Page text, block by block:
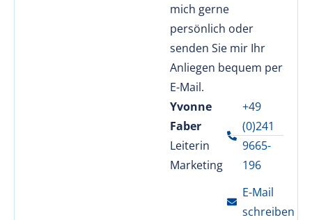
mich gerne
persönlich oder
senden Sie mir Ihr
Anliegen bequem per
E-Mail.
Yvonne
Faber
Leiterin
Marketing
+49
(0)241
9665-
196
E-Mail
schreiben